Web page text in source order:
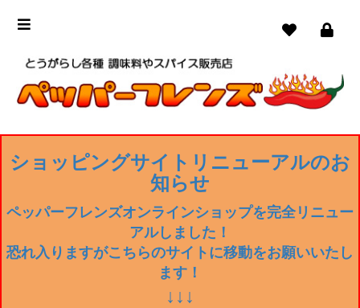
ショッピングサイトリニューアルのお
知らせ
ペッパーフレンズオンラインショップを完全リニュー
アルしました！
恐れ入りますがこちらのサイトに移動をお願いいたし
ます！
↓↓↓